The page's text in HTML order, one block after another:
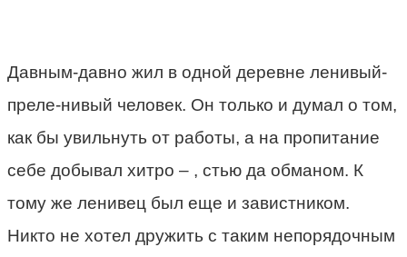
Давным-давно жил в одной деревне ленивый-
преле-нивый человек. Он только и думал о том,
как бы увильнуть от работы, а на пропитание
себе добывал хитро – , стью да обманом. К
тому же ленивец был еще и завистником.
Никто не хотел дружить с таким непорядочным